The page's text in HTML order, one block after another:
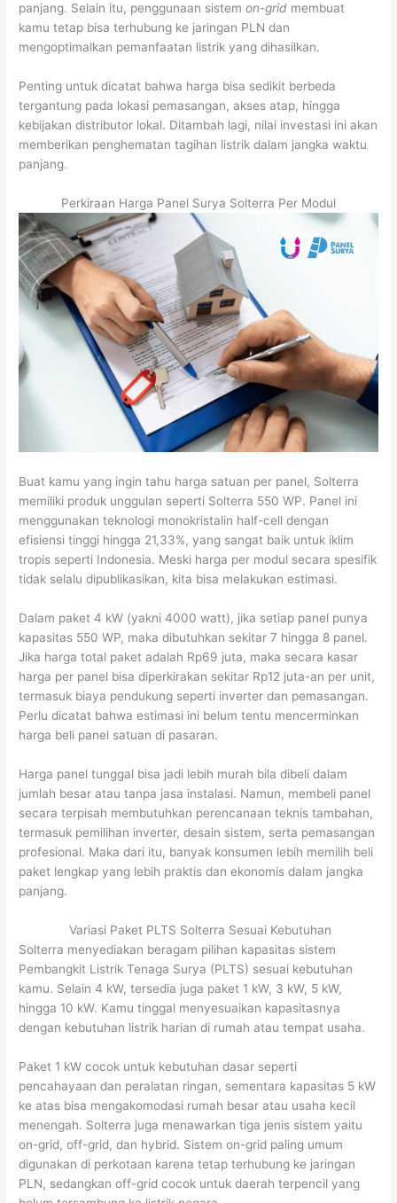
panjang. Selain itu, penggunaan sistemon-grid membuat
kamu tetap bisa terhubung ke jaringan PLN dan
mengoptimalkan pemanfaatan listrik yang dihasilkan.
Penting untuk dicatat bahwa harga bisa sedikit berbeda
tergantung pada lokasi pemasangan, akses atap, hingga
kebijakan distributor lokal. Ditambah lagi, nilai investasi ini akan
memberikan penghematan tagihan listrik dalam jangka waktu
panjang.
Perkiraan Harga Panel Surya Solterra Per Modul
Buat kamu yang ingin tahu harga satuan per panel, Solterra
memiliki produk unggulan seperti Solterra 550 WP. Panel ini
menggunakan teknologi monokristalin half-cell dengan
efisiensi tinggi hingga 21,33%, yang sangat baik untuk iklim
tropis seperti Indonesia. Meski harga per modul secara spesifik
tidak selalu dipublikasikan, kita bisa melakukan estimasi.
Dalam paket 4 kW (yakni 4000 watt), jika setiap panel punya
kapasitas 550 WP, maka dibutuhkan sekitar 7 hingga 8 panel.
Jika harga total paket adalah Rp69 juta, maka secara kasar
harga per panel bisa diperkirakan sekitar Rp12 juta-an per unit,
termasuk biaya pendukung seperti inverter dan pemasangan.
Perlu dicatat bahwa estimasi ini belum tentu mencerminkan
harga beli panel satuan di pasaran.
Harga panel tunggal bisa jadi lebih murah bila dibeli dalam
jumlah besar atau tanpa jasa instalasi. Namun, membeli panel
secara terpisah membutuhkan perencanaan teknis tambahan,
termasuk pemilihan inverter, desain sistem, serta pemasangan
profesional. Maka dari itu, banyak konsumen lebih memilih beli
paket lengkap yang lebih praktis dan ekonomis dalam jangka
panjang.
Variasi Paket PLTS Solterra Sesuai Kebutuhan
Solterra menyediakan beragam pilihan kapasitas sistem
Pembangkit Listrik Tenaga Surya (PLTS) sesuai kebutuhan
kamu. Selain 4 kW, tersedia juga paket 1 kW, 3 kW, 5 kW,
hingga 10 kW. Kamu tinggal menyesuaikan kapasitasnya
dengan kebutuhan listrik harian di rumah atau tempat usaha.
Paket 1 kW cocok untuk kebutuhan dasar seperti
pencahayaan dan peralatan ringan, sementara kapasitas 5 kW
ke atas bisa mengakomodasi rumah besar atau usaha kecil
menengah. Solterra juga menawarkan tiga jenis sistem yaitu
on-grid, off-grid, dan hybrid. Sistem on-grid paling umum
digunakan di perkotaan karena tetap terhubung ke jaringan
PLN, sedangkan off-grid cocok untuk daerah terpencil yang